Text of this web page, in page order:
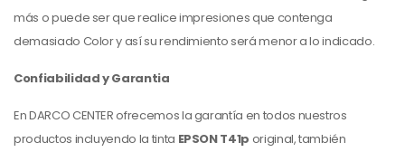
más o puede ser que realice impresiones que contenga
demasiado Color y así su rendimiento será menor a lo indicado.
Confiabilidad y Garantia
En DARCO CENTER ofrecemos la garantía en todos nuestros
productos incluyendo la tinta EPSON T41p original, también